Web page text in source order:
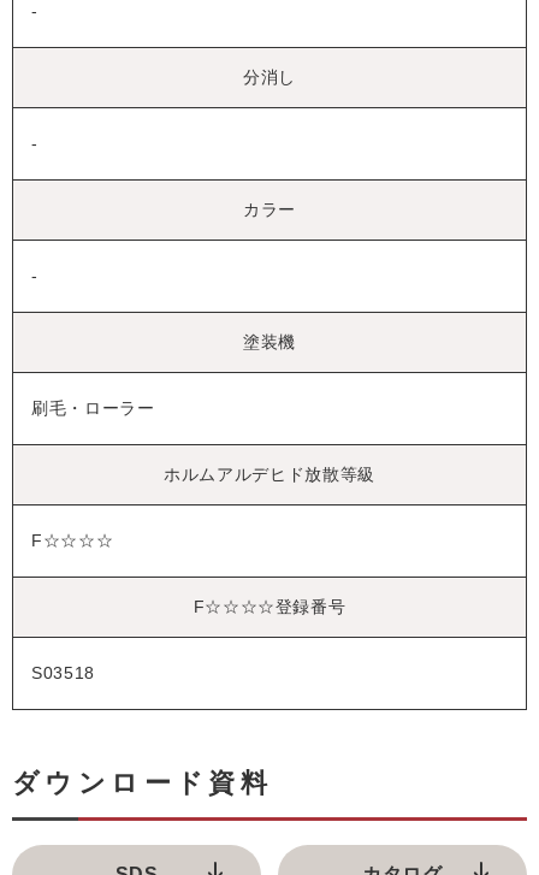
-
分消し
-
カラー
-
塗装機
刷毛・ローラー
ホルムアルデヒド放散等級
F☆☆☆☆
F☆☆☆☆登録番号
S03518
ダウンロード資料